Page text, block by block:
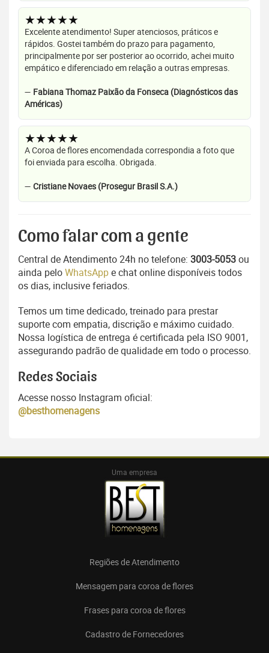
★★★★★
Excelente atendimento! Super atenciosos, práticos e
rápidos. Gostei também do prazo para pagamento,
principalmente por ser posterior ao ocorrido, achei muito
empático e diferenciado em relação a outras empresas.
— Fabiana Thomaz Paixão da Fonseca (Diagnósticos das
Américas)
★★★★★
A Coroa de flores encomendada correspondia a foto que
foi enviada para escolha. Obrigada.
— Cristiane Novaes (Prosegur Brasil S.A.)
Como falar com a gente
Central de Atendimento 24h no telefone: 3003-5053ou
ainda peloWhatsAppe chat online disponíveis todos
os dias, inclusive feriados.
Temos um time dedicado, treinado para prestar
suporte com empatia, discrição e máximo cuidado.
Nossa logística de entrega é certificada pela ISO 9001,
assegurando padrão de qualidade em todo o processo.
Redes Sociais
Acesse nosso Instagram oficial:
@besthomenagens
Uma empresa
Regiões de Atendimento
Mensagem para coroa de flores
Frases para coroa de flores
Cadastro de Fornecedores